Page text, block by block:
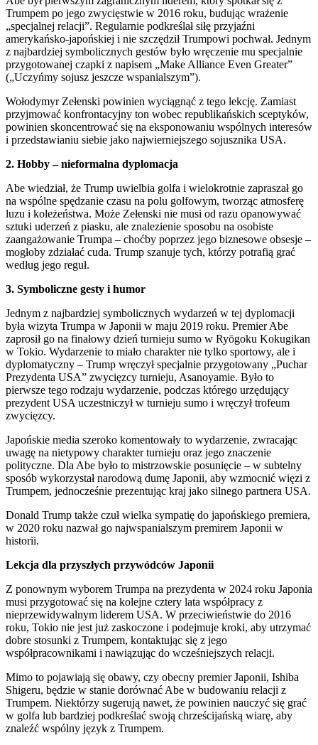
Trumpem po jego zwycięstwie w 2016 roku, budując wrażenie
„specjalnej relacji”. Regularnie podkreślał siłę przyjaźni
amerykańsko-japońskiej i nie szczędził Trumpowi pochwał. Jednym
z najbardziej symbolicznych gestów było wręczenie mu specjalnie
przygotowanej czapki z napisem „Make Alliance Even Greater”
(„Uczyńmy sojusz jeszcze wspanialszym”).
Wołodymyr Zełenski powinien wyciągnąć z tego lekcję. Zamiast
przyjmować konfrontacyjny ton wobec republikańskich sceptyków,
powinien skoncentrować się na eksponowaniu wspólnych interesów
i przedstawianiu siebie jako najwierniejszego sojusznika USA.
2. Hobby – nieformalna dyplomacja
Abe wiedział, że Trump uwielbia golfa i wielokrotnie zapraszał go
na wspólne spędzanie czasu na polu golfowym, tworząc atmosferę
luzu i koleżeństwa. Może Zełenski nie musi od razu opanowywać
sztuki uderzeń z piasku, ale znalezienie sposobu na osobiste
zaangażowanie Trumpa – choćby poprzez jego biznesowe obsesje –
mogłoby zdziałać cuda. Trump szanuje tych, którzy potrafią grać
według jego reguł.
3. Symboliczne gesty i humor
Jednym z najbardziej symbolicznych wydarzeń w tej dyplomacji
była wizyta Trumpa w Japonii w maju 2019 roku. Premier Abe
zaprosił go na finałowy dzień turnieju sumo w Ryōgoku Kokugikan
w Tokio. Wydarzenie to miało charakter nie tylko sportowy, ale i
dyplomatyczny – Trump wręczył specjalnie przygotowany „Puchar
Prezydenta USA” zwycięzcy turnieju, Asanoyamie. Było to
pierwsze tego rodzaju wydarzenie, podczas którego urzędujący
prezydent USA uczestniczył w turnieju sumo i wręczył trofeum
zwycięzcy.
Japońskie media szeroko komentowały to wydarzenie, zwracając
uwagę na nietypowy charakter turnieju oraz jego znaczenie
polityczne. Dla Abe było to mistrzowskie posunięcie – w subtelny
sposób wykorzystał narodową dumę Japonii, aby wzmocnić więzi z
Trumpem, jednocześnie prezentując kraj jako silnego partnera USA.
Donald Trump także czuł wielka sympatię do japońskiego premiera,
w 2020 roku nazwał go najwspanialszym premirem Japonii w
historii.
Lekcja dla przyszłych przywódców Japonii
Z ponownym wyborem Trumpa na prezydenta w 2024 roku Japonia
musi przygotować się na kolejne cztery lata współpracy z
nieprzewidywalnym liderem USA. W przeciwieństwie do 2016
roku, Tokio nie jest już zaskoczone i podejmuje kroki, aby utrzymać
dobre stosunki z Trumpem, kontaktując się z jego
współpracownikami i nawiązując do wcześniejszych relacji.
Mimo to pojawiają się obawy, czy obecny premier Japonii, Ishiba
Shigeru, będzie w stanie dorównać Abe w budowaniu relacji z
Trumpem. Niektórzy sugerują nawet, że powinien nauczyć się grać
w golfa lub bardziej podkreślać swoją chrześcijańską wiarę, aby
znaleźć wspólny język z Trumpem.